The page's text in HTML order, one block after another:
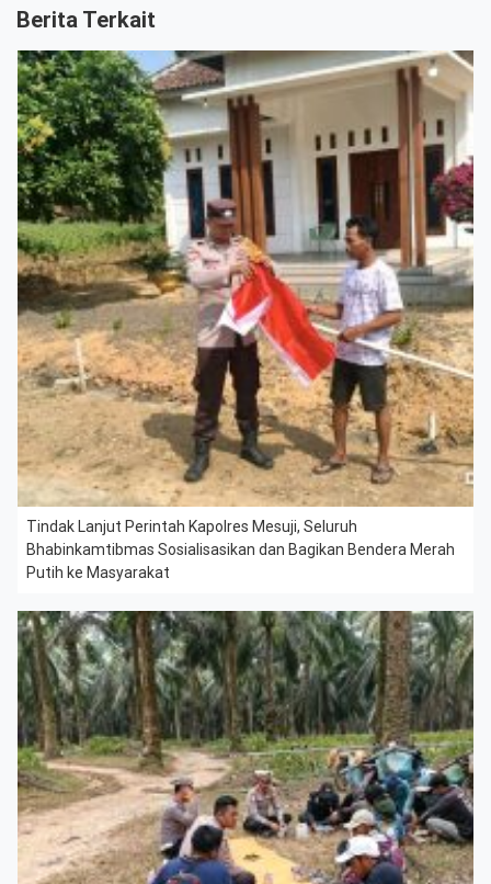
Berita Terkait
Tindak Lanjut Perintah Kapolres Mesuji, Seluruh
Bhabinkamtibmas Sosialisasikan dan Bagikan Bendera Merah
Putih ke Masyarakat